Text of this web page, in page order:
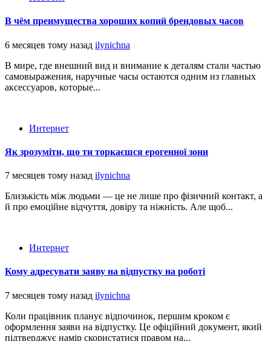
В чём преимущества хороших копий брендовых часов
6 месяцев тому назад ilynichna
В мире, где внешний вид и внимание к деталям стали частью
самовыражения, наручные часы остаются одним из главных
аксессуаров, которые...
Интернет
Як зрозуміти, що ти торкаєшся ерогенної зони
7 месяцев тому назад ilynichna
Близькість між людьми — це не лише про фізичний контакт, а
й про емоційне відчуття, довіру та ніжність. Але щоб...
Интернет
Кому адресувати заяву на відпустку на роботі
7 месяцев тому назад ilynichna
Коли працівник планує відпочинок, першим кроком є
оформлення заяви на відпустку. Це офіційний документ, який
підтверджує намір скористатися правом на...